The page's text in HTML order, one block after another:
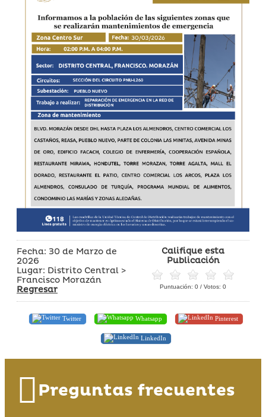
Fecha: 30 de Marzo de
2026
Lugar: Distrito Central >
Francisco Morazán
Regresar
Califique esta
Publicación
Puntuación: 0 / Votos: 0
Twitter Whatsapp Pinterest
LinkedIn
Preguntas frecuentes